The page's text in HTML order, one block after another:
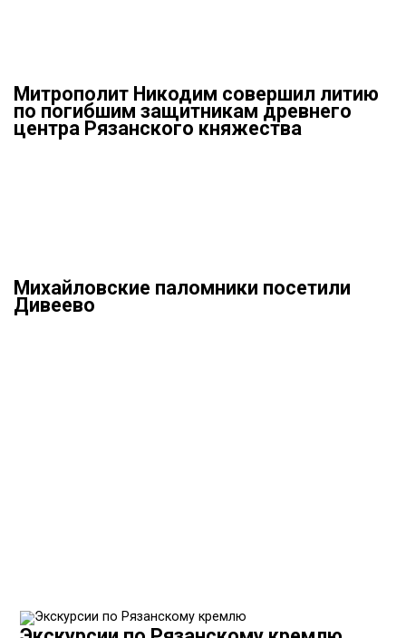
Митрополит Никодим совершил литию
по погибшим защитникам древнего
центра Рязанского княжества
Михайловские паломники посетили
Дивеево